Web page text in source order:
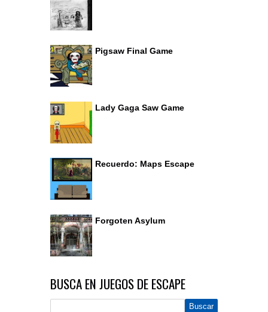
Pigsaw Final Game
Lady Gaga Saw Game
Recuerdo: Maps Escape
Forgoten Asylum
BUSCA EN JUEGOS DE ESCAPE